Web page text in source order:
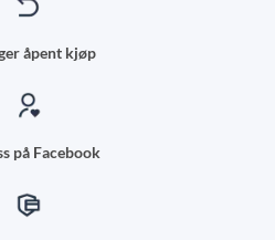
åpent kjøp
på Facebook